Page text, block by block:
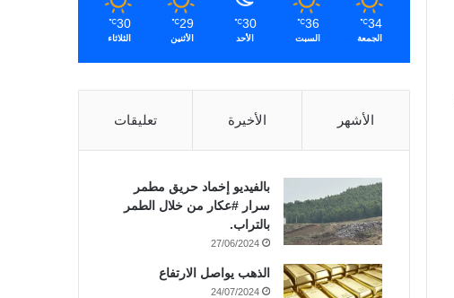
34
℃
الجمعة
36
℃
السبت
30
℃
الأحد
29
℃
الأثنين
30
℃
الثلاثاء
الأشهر الأخيرة تعليقات
بالفيديو إخماد حريق مطمر
سرار #عكار من خلال الطمر
بالتراب.
27/06/2024
الذهب يواصل الارتفاع
24/07/2024